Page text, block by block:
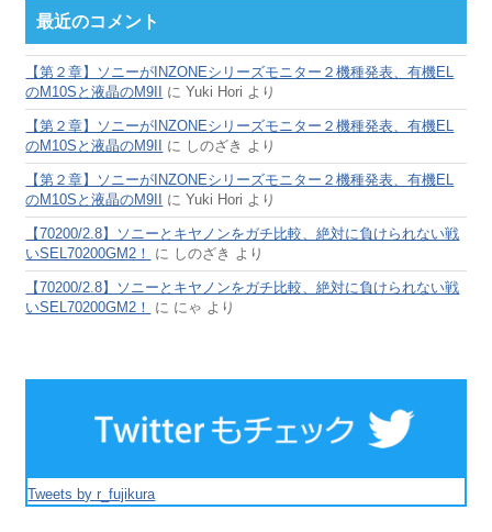
最近のコメント
【第２章】ソニーがINZONEシリーズモニター２機種発表、有機EL
のM10Sと液晶のM9II
にYuki Hori より
【第２章】ソニーがINZONEシリーズモニター２機種発表、有機EL
のM10Sと液晶のM9II
に しのざき より
【第２章】ソニーがINZONEシリーズモニター２機種発表、有機EL
のM10Sと液晶のM9II
にYuki Hori より
【70200/2.8】ソニーとキヤノンをガチ比較、絶対に負けられない戦
いSEL70200GM2！
に しのざき より
【70200/2.8】ソニーとキヤノンをガチ比較、絶対に負けられない戦
いSEL70200GM2！
に にゃ より
Tweets by r_fujikura